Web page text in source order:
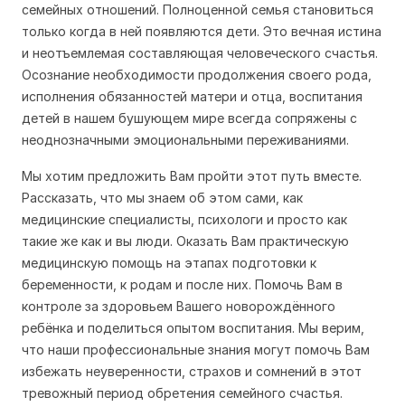
семейных отношений. Полноценной семья становиться
только когда в ней появляются дети. Это вечная истина
и неотъемлемая составляющая человеческого счастья.
Осознание необходимости продолжения своего рода,
исполнения обязанностей матери и отца, воспитания
детей в нашем бушующем мире всегда сопряжены с
неоднозначными эмоциональными переживаниями.
Мы хотим предложить Вам пройти этот путь вместе.
Рассказать, что мы знаем об этом сами, как
медицинские специалисты, психологи и просто как
такие же как и вы люди. Оказать Вам практическую
медицинскую помощь на этапах подготовки к
беременности, к родам и после них. Помочь Вам в
контроле за здоровьем Вашего новорождённого
ребёнка и поделиться опытом воспитания. Мы верим,
что наши профессиональные знания могут помочь Вам
избежать неуверенности, страхов и сомнений в этот
тревожный период обретения семейного счастья.